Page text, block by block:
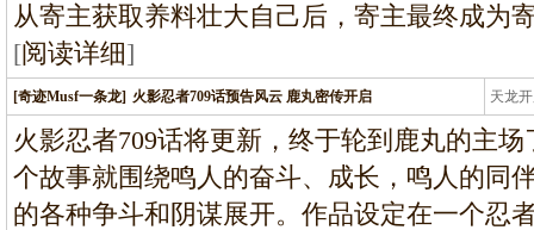
从寄主获取养料壮大自己后，寄主最终成为
[阅读详细]
[奇迹Musf一条龙] 火影忍者709话预告风云 鹿丸密传开启 天龙
龙
火影忍者709话将更新，终于轮到鹿丸的主
个故事就围绕鸣人的奋斗、成长，鸣人的同
的各种争斗和阴谋展开。作品设定在一个忍